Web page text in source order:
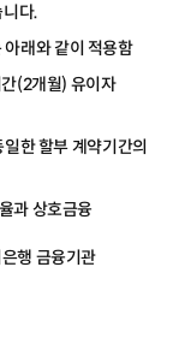
다.
아래와 같이 적용함
(2개월) 유이자
한 할부 계약기간의
과 상호금융
행 금융기관